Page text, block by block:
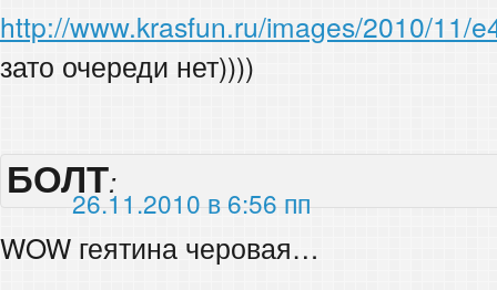
http://www.krasfun.ru/images/2010/11/
зато очереди нет))))
БОЛТ:
26.11.2010 в 6:56 пп
WOW геятина черовая…